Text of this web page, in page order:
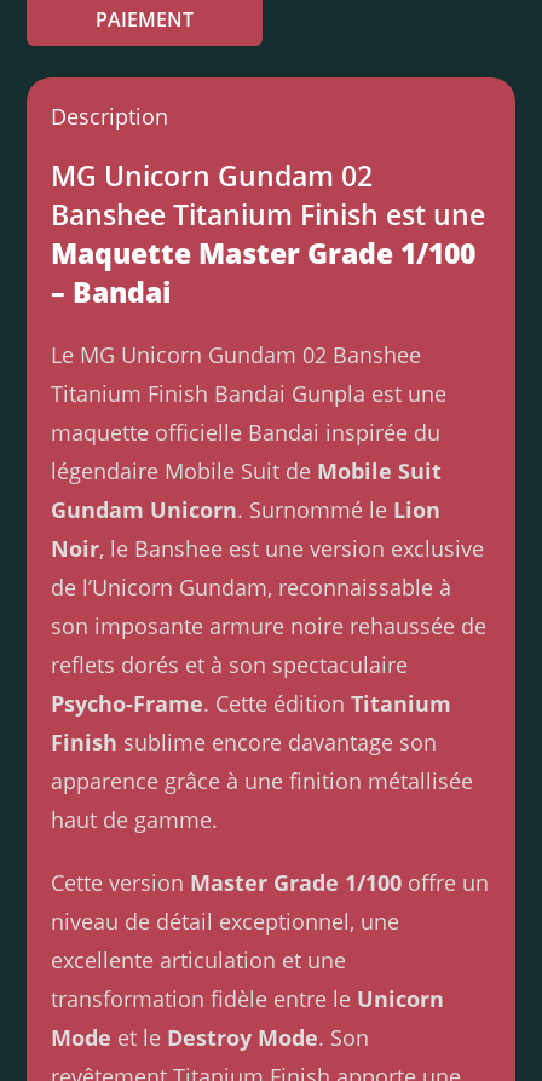
PAIEMENT
Description
MG Unicorn Gundam 02
Banshee Titanium Finish est une
Maquette Master Grade 1/100
– Bandai
Le MG Unicorn Gundam 02 Banshee
Titanium Finish Bandai Gunpla est une
maquette officielle Bandai inspirée du
légendaire Mobile Suit de Mobile Suit
Gundam Unicorn. Surnommé le Lion
Noir, le Banshee est une version exclusive
de l’Unicorn Gundam, reconnaissable à
son imposante armure noire rehaussée de
reflets dorés et à son spectaculaire
Psycho-Frame. Cette éditionTitanium
Finish sublime encore davantage son
apparence grâce à une finition métallisée
haut de gamme.
Cette version Master Grade 1/100 offre un
niveau de détail exceptionnel, une
excellente articulation et une
transformation fidèle entre le Unicorn
Mode et le Destroy Mode. Son